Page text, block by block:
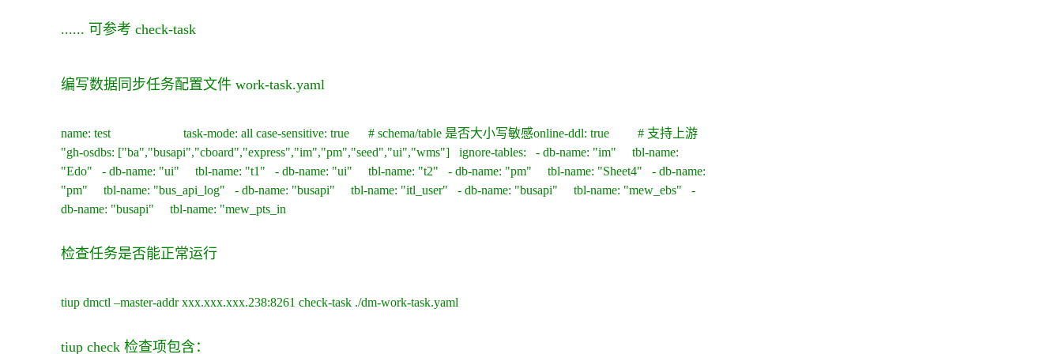
...... 可参考 check-task
编写数据同步任务配置文件 work-task.yaml
name: test task-mode: all case-sensitive: true # schema/table 是否大小写敏感online-ddl: true # 支持上游
"gh-osdbs: ["ba","busapi","cboard","express","im","pm","seed","ui","wms"] ignore-tables: - db-name: "im" tbl-name:
"Edo" - db-name: "ui" tbl-name: "t1" - db-name: "ui" tbl-name: "t2" - db-name: "pm" tbl-name: "Sheet4" - db-name:
"pm" tbl-name: "bus_api_log" - db-name: "busapi" tbl-name: "itl_user" - db-name: "busapi" tbl-name: "mew_ebs" -
db-name: "busapi" tbl-name: "mew_pts_in
检查任务是否能正常运行
tiup dmctl –master-addr xxx.xxx.xxx.238:8261 check-task ./dm-work-task.yaml
tiup check 检查项包含：